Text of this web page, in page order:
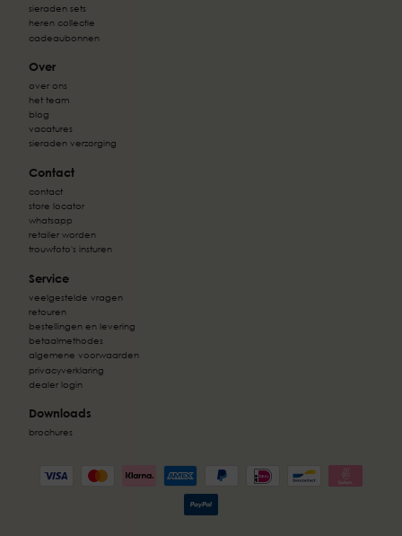
sieraden sets
heren collectie
cadeaubonnen
Over
over ons
het team
blog
vacatures
sieraden verzorging
Contact
contact
store locator
whatsapp
retailer worden
trouwfoto's insturen
Service
veelgestelde vragen
retouren
bestellingen en levering
betaalmethodes
algemene voorwaarden
privacyverklaring
dealer login
Downloads
brochures